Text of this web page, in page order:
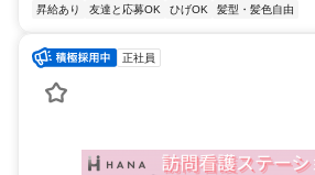
昇給あり
友達と応募OK ひげOK 髪型・髪色自由
正社員